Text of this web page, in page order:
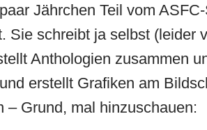
Jährchen Teil vom
Sie schreibt ja selbst (leider
Anthologien zusammen
erstellt Grafiken am
– Grund, mal hinzuschauen: